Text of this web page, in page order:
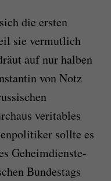
die ersten
sie vermutlich
auf nur halben
von Notz
veritables
sollte es
Geheimdienste-
Bundestags